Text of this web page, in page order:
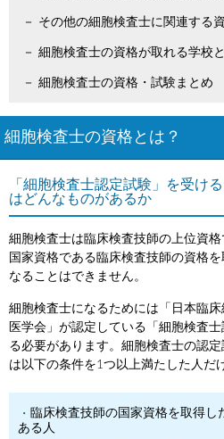
その他の細胞検査士に関連する
細胞検査士の資格が取れる学校
細胞検査士の資格・試験まとめ
細胞検査士の資格とは？
「細胞検査士認定試験」を受け
はどんなものがあるか
細胞検査士は臨床検査技師の上位資
国家資格である臨床検査技師の資格
なることはできません。
細胞検査士になるためには「日本臨
医学会」が認定している「細胞検査
る必要があります。細胞検査士の認
は以下の条件を1つ以上満たした人だ
臨床検査技師の国家資格を取得し
ある人